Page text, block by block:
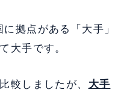
に拠点がある「大手」
大手です。
較しましたが、 大手